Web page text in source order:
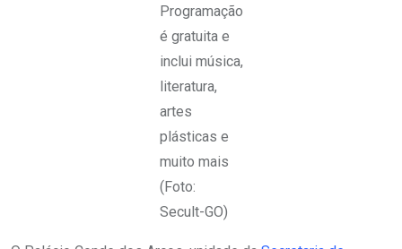
Programação
é gratuita e
inclui música,
literatura,
artes
plásticas e
muito mais
(Foto:
Secult-GO)